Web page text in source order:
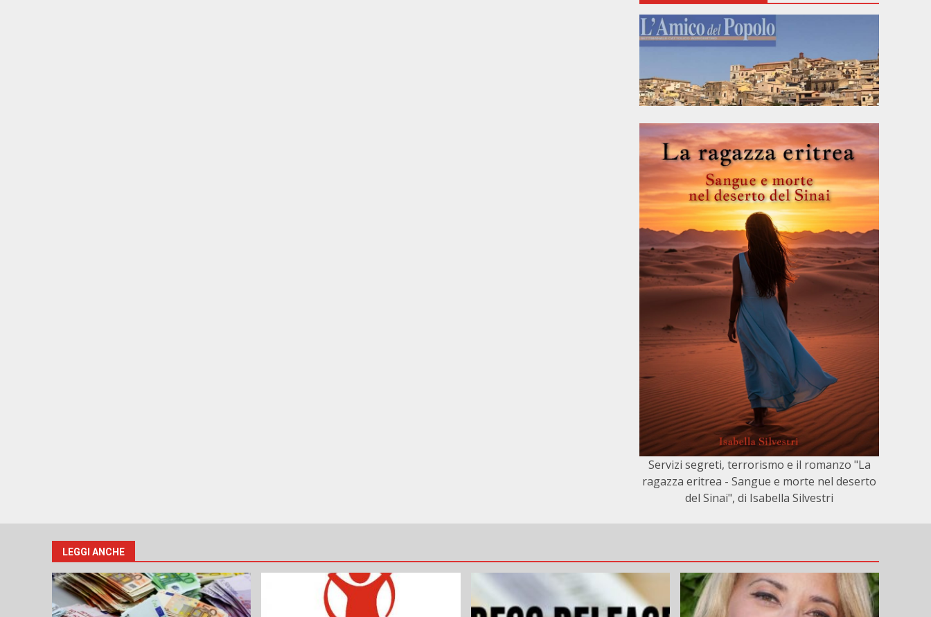
Servizi segreti, terrorismo e il romanzo "La
ragazza eritrea - Sangue e morte nel deserto
del Sinai", di Isabella Silvestri
LEGGI ANCHE